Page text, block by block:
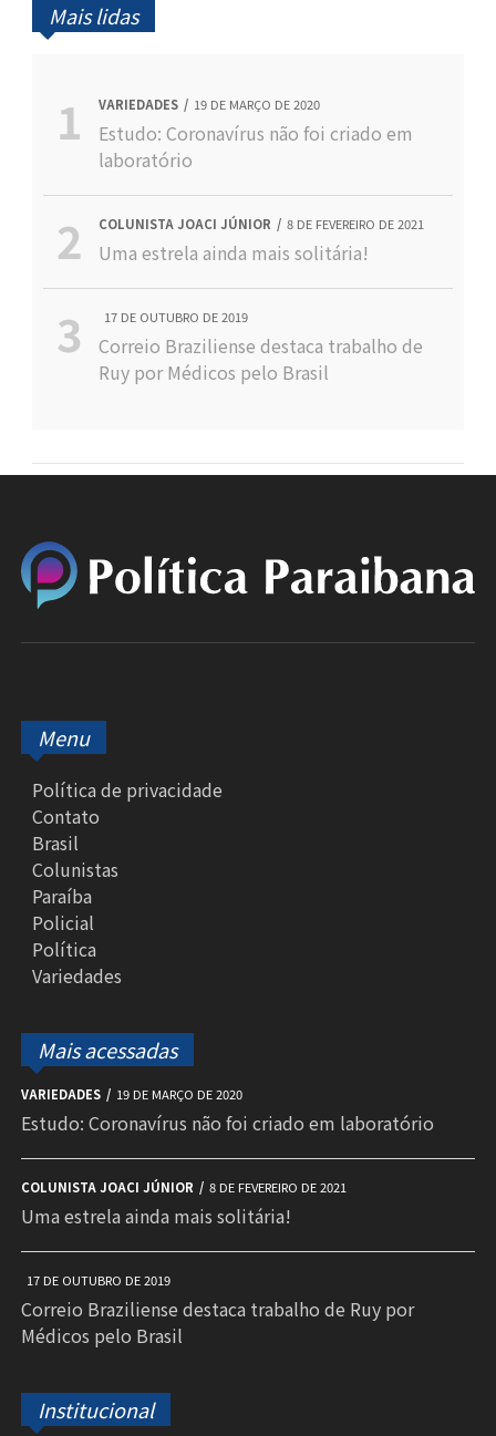
Mais lidas
VARIEDADES 19 DE MARÇO DE 2020
Estudo: Coronavírus não foi criado em
laboratório
COLUNISTA JOACI JÚNIOR 8 DE FEVEREIRO DE 2021
Uma estrela ainda mais solitária!
17 DE OUTUBRO DE 2019
Correio Braziliense destaca trabalho de
Ruy por Médicos pelo Brasil
Menu
Política de privacidade
Contato
Brasil
Colunistas
Paraíba
Policial
Política
Variedades
Mais acessadas
VARIEDADES 19 DE MARÇO DE 2020
Estudo: Coronavírus não foi criado em laboratório
COLUNISTA JOACI JÚNIOR 8 DE FEVEREIRO DE 2021
Uma estrela ainda mais solitária!
17 DE OUTUBRO DE 2019
Correio Braziliense destaca trabalho de Ruy por
Médicos pelo Brasil
Institucional